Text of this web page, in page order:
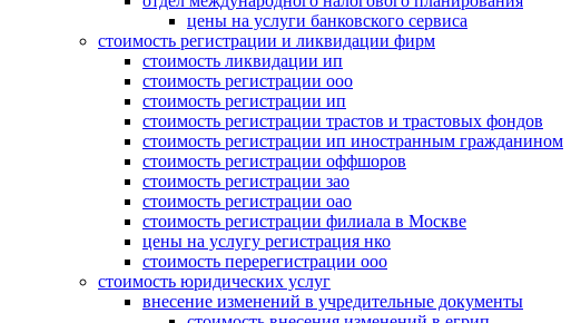
цены на услуги банковского сервиса
стоимость регистрации и ликвидации фирм
стоимость ликвидации ип
стоимость регистрации ооо
стоимость регистрации ип
стоимость регистрации трастов и трастовых фондов
стоимость регистрации ип иностранным гражданином
стоимость регистрации оффшоров
стоимость регистрации зао
стоимость регистрации оао
стоимость регистрации филиала в Москве
цены на услугу регистрация нко
стоимость перерегистрации ооо
стоимость юридических услуг
внесение изменений в учредительные документы